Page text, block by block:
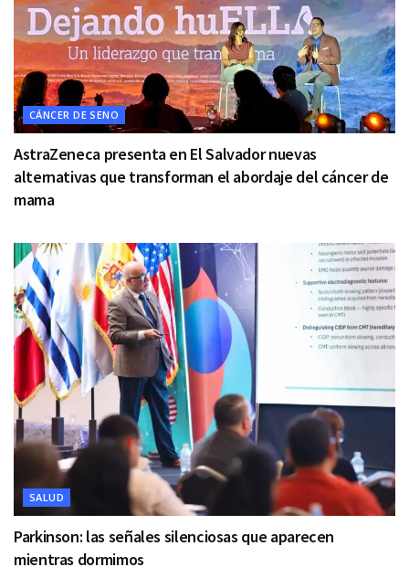
CÁNCER DE SENO
AstraZeneca presenta en El Salvador nuevas
alternativas que transforman el abordaje del cáncer de
mama
SALUD
Parkinson: las señales silenciosas que aparecen
mientras dormimos